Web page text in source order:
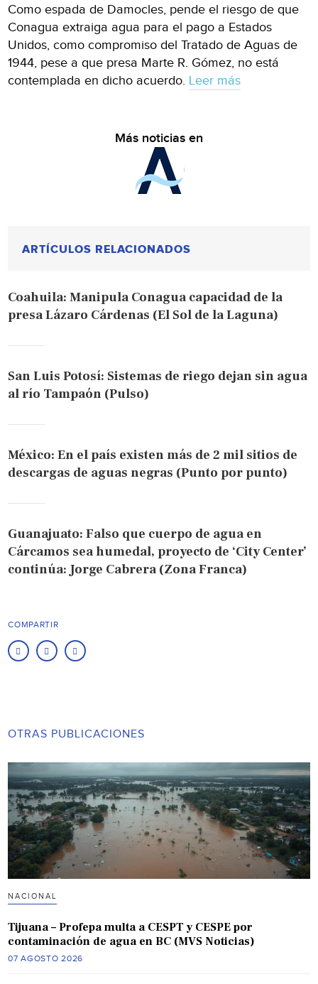
Como espada de Damocles, pende el riesgo de que
Conagua extraiga agua para el pago a Estados
Unidos, como compromiso del Tratado de Aguas de
1944, pese a que presa Marte R. Gómez, no está
contemplada en dicho acuerdo. Leer más
Más noticias en
ARTÍCULOS RELACIONADOS
Coahuila: Manipula Conagua capacidad de la
presa Lázaro Cárdenas (El Sol de la Laguna)
San Luis Potosí: Sistemas de riego dejan sin agua
al río Tampaón (Pulso)
México: En el país existen más de 2 mil sitios de
descargas de aguas negras (Punto por punto)
Guanajuato: Falso que cuerpo de agua en
Cárcamos sea humedal, proyecto de ‘City Center’
continúa: Jorge Cabrera (Zona Franca)
COMPARTIR
OTRAS PUBLICACIONES
NACIONAL
Tijuana – Profepa multa a CESPT y CESPE por
contaminación de agua en BC (MVS Noticias)
07 AGOSTO 2026